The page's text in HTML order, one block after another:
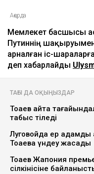
Ақорда
Мемлекет басшысы
Путиннің
арналған іс-
деп хабарлайды
ТАҒЫ ДА ОҚЫҢЫЗДАР
Тоқаев қайта
табыс тіледі
Луговойда ер адамды
Тоқаевқа үндеу жасады
Тоқаев Жапония
сілкінісіне